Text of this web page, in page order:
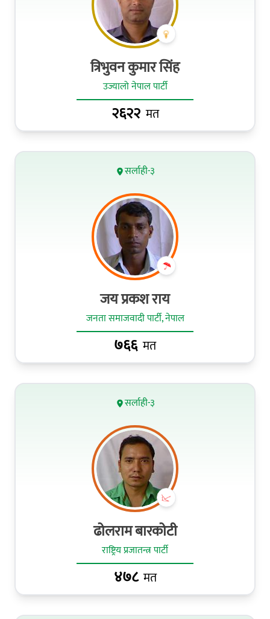
त्रिभुवन कुमार सिंह
उज्यालो नेपाल पार्टी
२६२२ मत
सर्लाही-३
जय प्रकश राय
जनता समाजवादी पार्टी, नेपाल
७६६ मत
सर्लाही-३
ढोलराम बारकोटी
राष्ट्रिय प्रजातन्त्र पार्टी
४७८मत